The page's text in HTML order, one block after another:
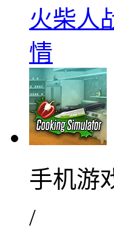
火柴人
情
手机游
/